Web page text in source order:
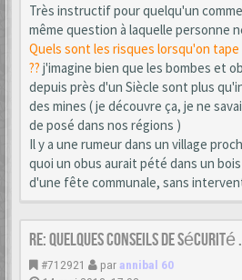
Très instructif pour quelqu'un
même question à laquelle personne
Quels sont les risques lorsqu'on tape
?? j'imagine bien que les bombes et
depuis près d'un Siècle sont plus
des mines ( je découvre ça, je ne
de posé dans nos régions )
Il y a une rumeur dans un village
quoi un obus aurait pété dans un
d'une fête communale, sans
Re: Quelques conseils de sécurité
#712921 par annibal 60